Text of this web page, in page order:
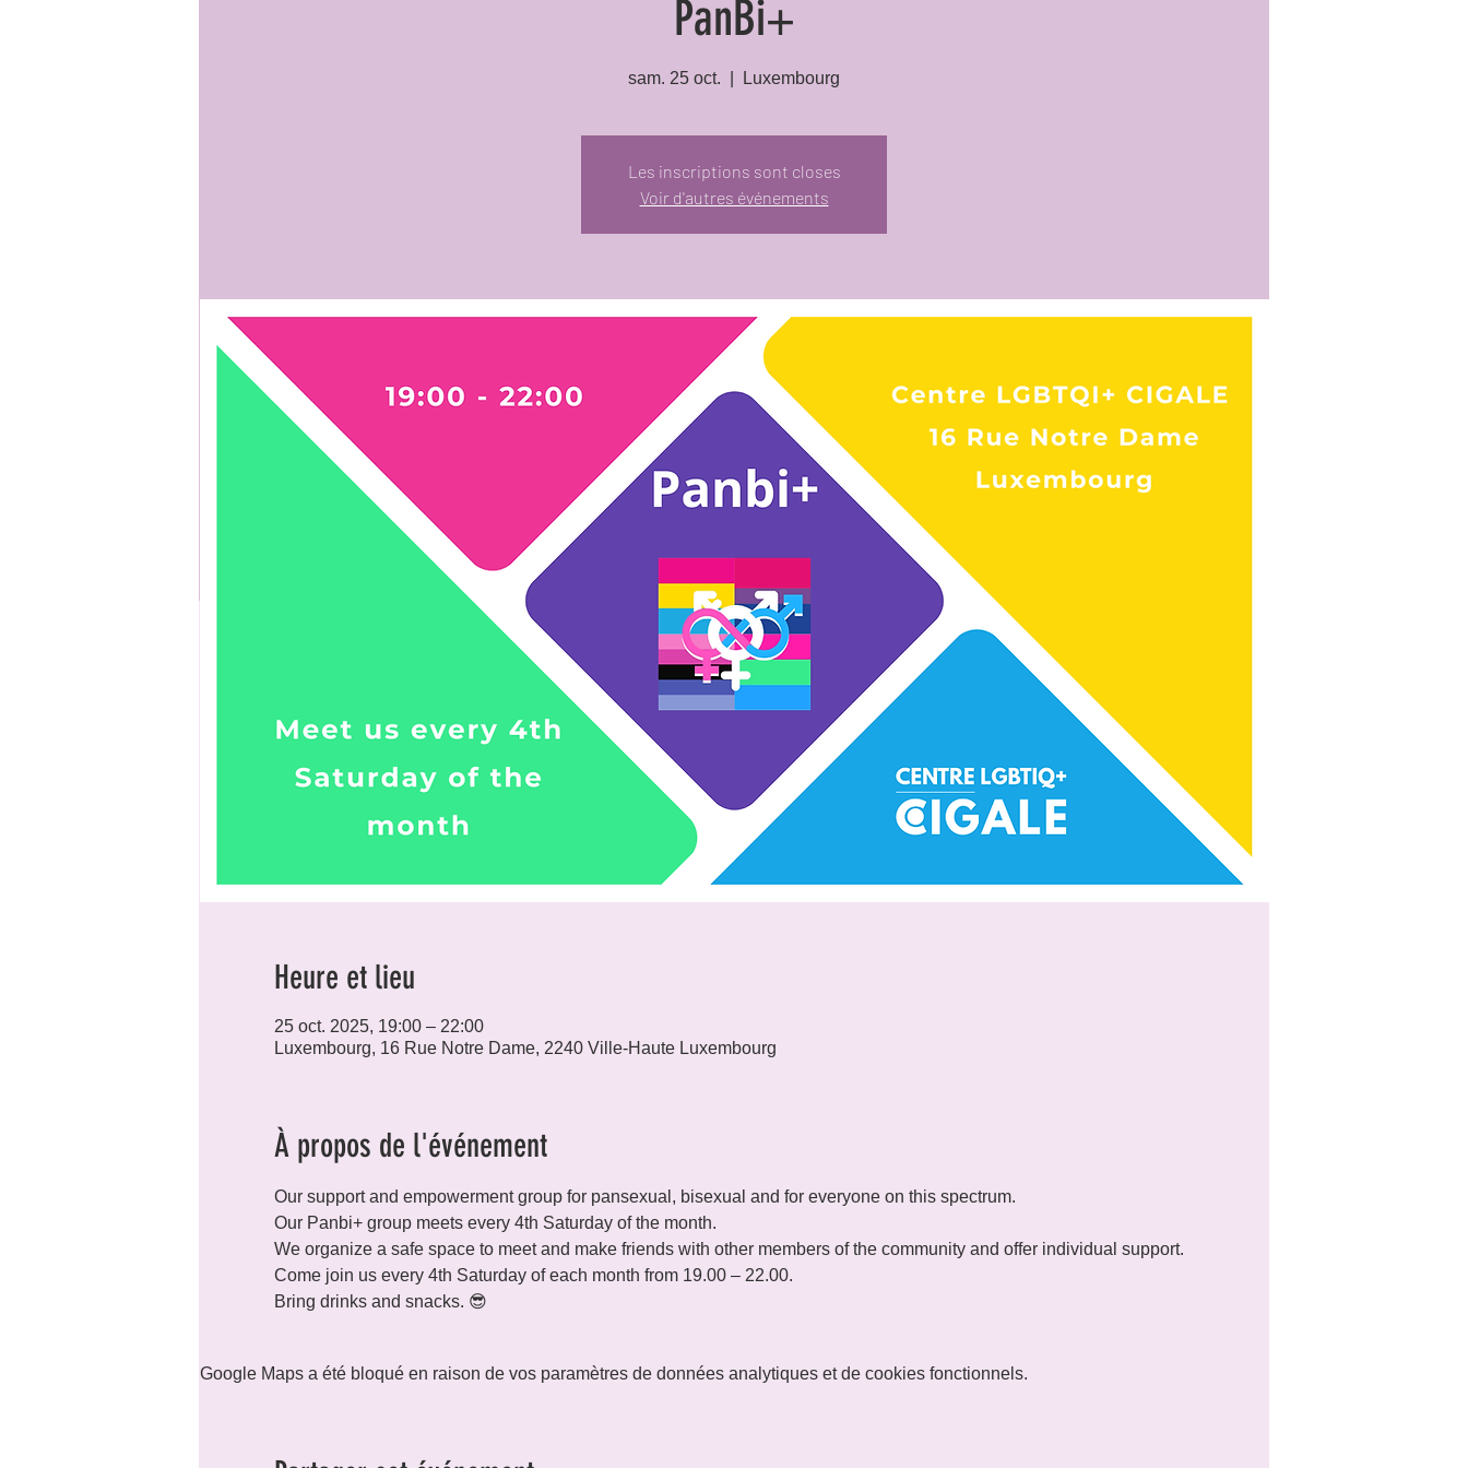
PanBi+
sam. 25 oct. Luxembourg
Les inscriptions sont closes
Voir d'autres événements
Heure et lieu
25 oct. 2025, 19:00 – 22:00
Luxembourg, 16 Rue Notre Dame, 2240 Ville-Haute Luxembourg
À propos de l'événement
Our support and empowerment group for pansexual, bisexual and for everyone on this spectrum.
Our Panbi+ group meets every 4th Saturday of the month.
We organize a safe space to meet and make friends with other members of the community and offer individual support.
Come join us every 4th Saturday of each month from 19.00 – 22.00.
Bring drinks and snacks. 😎
Google Maps a été bloqué en raison de vos paramètres de données analytiques et de cookies fonctionnels.